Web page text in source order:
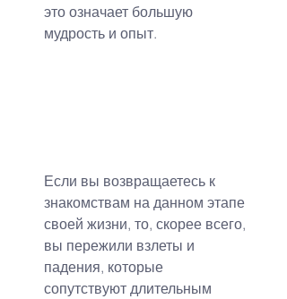
это означает большую
мудрость и опыт.
Если вы возвращаетесь к
знакомствам на данном этапе
своей жизни, то, скорее всего,
вы пережили взлеты и
падения, которые
сопутствуют длительным